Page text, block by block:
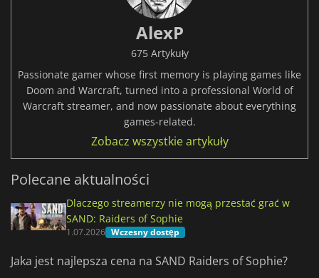
AlexP
675 Artykuły
Passionate gamer whose first memory is playing games like
Doom and Warcraft, turned into a professional World of
Warcraft streamer, and now passionate about everything
games-related.
Zobacz wszystkie artykuły
Polecane aktualności
Dlaczego streamerzy nie mogą przestać grać w
SAND: Raiders of Sophie
1.07.2026 Wczesny dostęp
Jaka jest najlepsza cena na SAND Raiders of Sophie?